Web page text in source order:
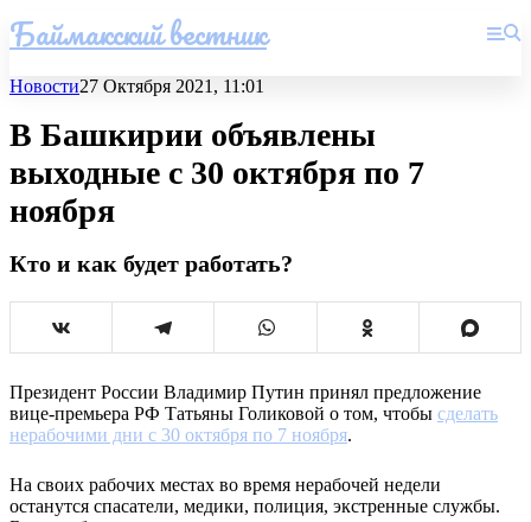
Баймакский вестник
Новости27 Октября 2021, 11:01
В Башкирии объявлены
выходные с 30 октября по 7
ноября
Кто и как будет работать?
Президент России Владимир Путин принял предложение
вице-премьера РФ Татьяны Голиковой о том, чтобы сделать
нерабочими дни с 30 октября по 7 ноября.
На своих рабочих местах во время нерабочей недели
останутся спасатели, медики, полиция, экстренные службы.